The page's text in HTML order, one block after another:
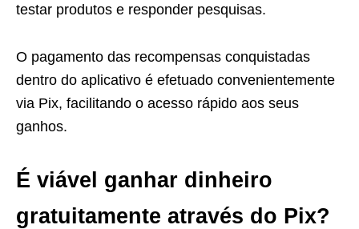
testar produtos e responder pesquisas.
O pagamento das recompensas conquistadas
dentro do aplicativo é efetuado convenientemente
via Pix, facilitando o acesso rápido aos seus
ganhos.
É viável ganhar dinheiro
gratuitamente através do Pix?